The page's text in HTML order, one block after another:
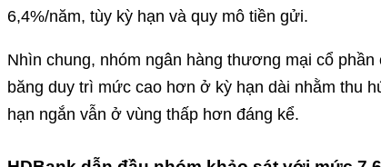
6,4%/năm, tùy kỳ hạn và quy mô tiền gửi.
Nhìn chung, nhóm ngân hàng thương mại cổ
băng duy trì mức cao hơn ở kỳ hạn dài nhằm thu
hạn ngắn vẫn ở vùng thấp hơn đáng kể.